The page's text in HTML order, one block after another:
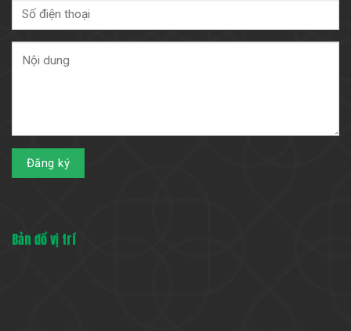
Bản đồ vị trí